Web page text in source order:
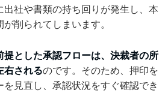
出社や書類の持ち回りが発生し、本
削られてしまいます。
提とした承認フローは、決裁者の所
右されるのです。そのため、押印を
見直し、承認状況をすぐ確認でき